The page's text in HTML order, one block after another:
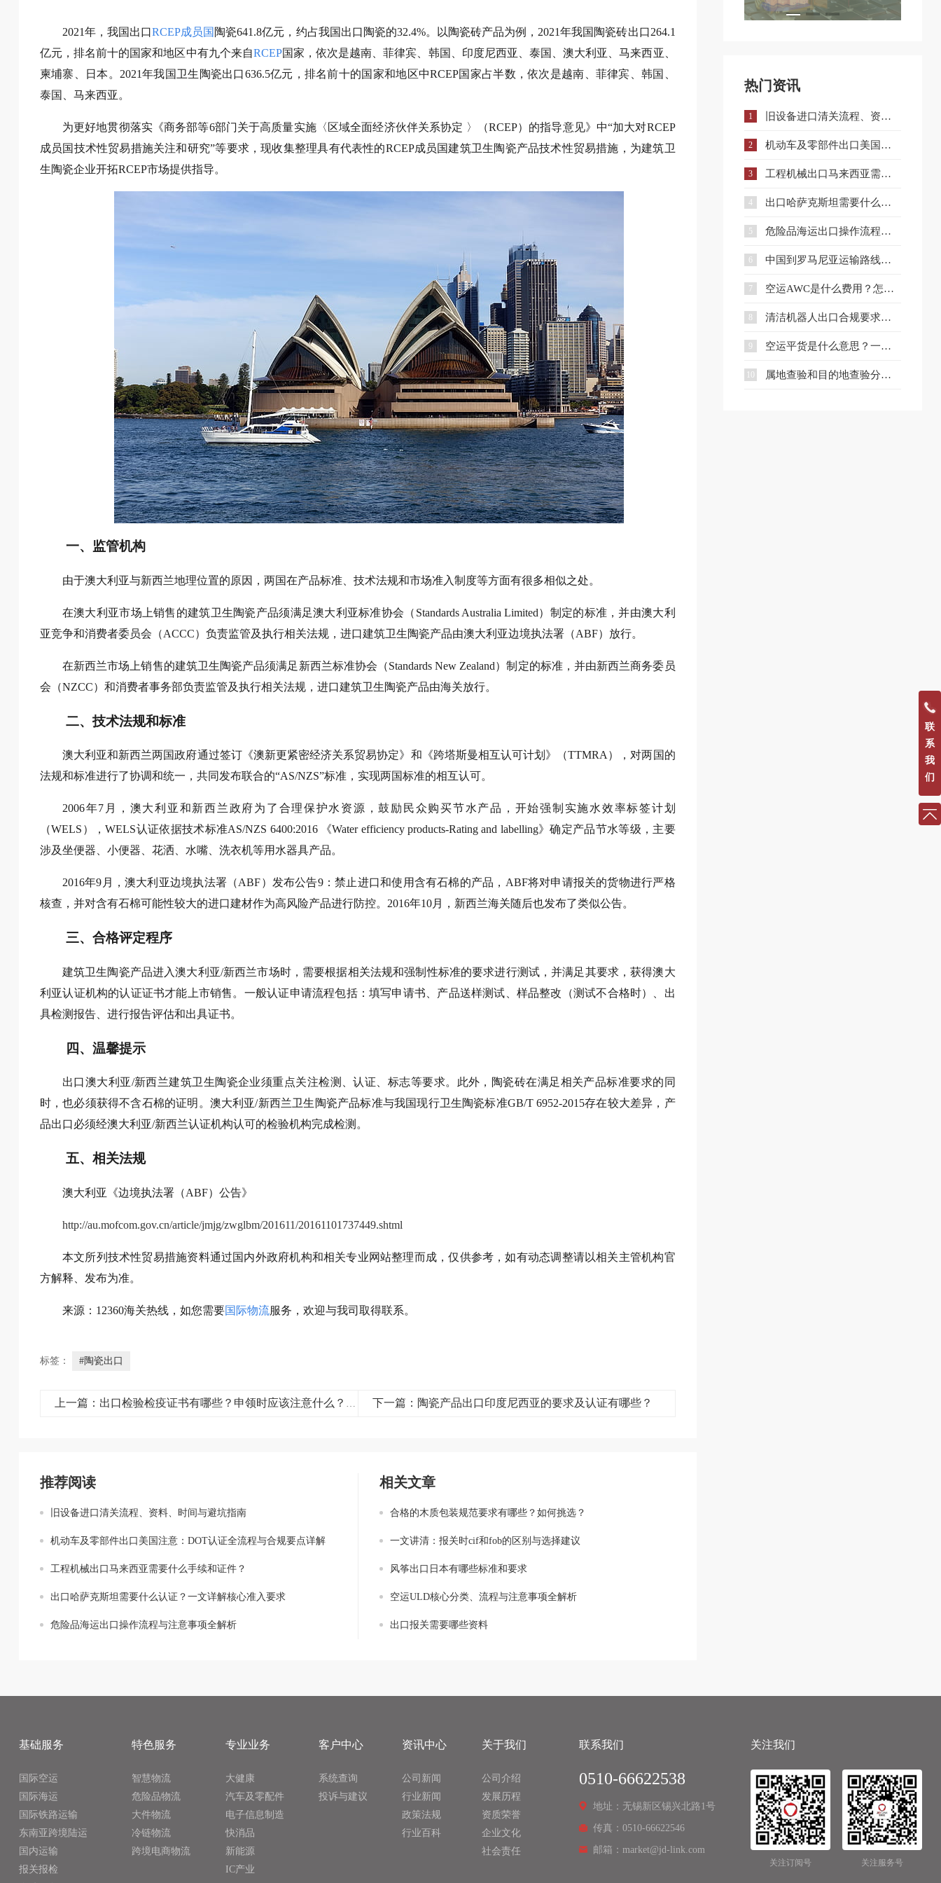
2021年，我国出口RCEP成员国 陶瓷641.8亿元，约占我国出口陶瓷的32.4%。以陶瓷砖产品为例，2021年我国陶瓷砖出口264.1
亿元，排名前十的国家和地区中有九个来自RCEP国家，依次是越南、菲律宾、韩国、印度尼西亚、泰国、澳大利亚、马来西亚、
柬埔寨、日本。2021年我国卫生陶瓷出口636.5亿元，排名前十的国家和地区中RCEP国家占半数，依次是越南、菲律宾、韩国、
泰国、马来西亚。
为更好地贯彻落实《商务部等6部门关于高质量实施〈区域全面经济伙伴关系协定 〉（RCEP）的指导意见》中“加大对RCEP
成员国技术性贸易措施关注和研究”等要求，现收集整理具有代表性的RCEP成员国建筑卫生陶瓷产品技术性贸易措施，为建筑卫
生陶瓷企业开拓RCEP市场提供指导。
一、监管机构
由于澳大利亚与新西兰地理位置的原因，两国在产品标准、技术法规和市场准入制度等方面有很多相似之处。
在澳大利亚市场上销售的建筑卫生陶瓷产品须满足澳大利亚标准协会（Standards Australia Limited）制定的标准，并由澳大利
亚竞争和消费者委员会（ACCC）负责监管及执行相关法规，进口建筑卫生陶瓷产品由澳大利亚边境执法署（ABF）放行。
在新西兰市场上销售的建筑卫生陶瓷产品须满足新西兰标准协会（Standards New Zealand）制定的标准，并由新西兰商务委员
会（NZCC）和消费者事务部负责监管及执行相关法规，进口建筑卫生陶瓷产品由海关放行。
二、技术法规和标准
澳大利亚和新西兰两国政府通过签订《澳新更紧密经济关系贸易协定》和《跨塔斯曼相互认可计划》（TTMRA），对两国的
法规和标准进行了协调和统一，共同发布联合的“AS/NZS”标准，实现两国标准的相互认可。
2006年7月，澳大利亚和新西兰政府为了合理保护水资源，鼓励民众购买节水产品，开始强制实施水效率标签计划
（WELS），WELS认证依据技术标准AS/NZS 6400:2016 《Water efficiency products-Rating and labelling》确定产品节水等级，主要
涉及坐便器、小便器、花洒、水嘴、洗衣机等用水器具产品。
2016年9月，澳大利亚边境执法署（ABF）发布公告9：禁止进口和使用含有石棉的产品，ABF将对申请报关的货物进行严格
核查，并对含有石棉可能性较大的进口建材作为高风险产品进行防控。2016年10月，新西兰海关随后也发布了类似公告。
三、合格评定程序
建筑卫生陶瓷产品进入澳大利亚/新西兰市场时，需要根据相关法规和强制性标准的要求进行测试，并满足其要求，获得澳大
利亚认证机构的认证证书才能上市销售。一般认证申请流程包括：填写申请书、产品送样测试、样品整改（测试不合格时）、出
具检测报告、进行报告评估和出具证书。
四、温馨提示
出口澳大利亚/新西兰建筑卫生陶瓷企业须重点关注检测、认证、标志等要求。此外，陶瓷砖在满足相关产品标准要求的同
时，也必须获得不含石棉的证明。澳大利亚/新西兰卫生陶瓷产品标准与我国现行卫生陶瓷标准GB/T 6952-2015存在较大差异，产
品出口必须经澳大利亚/新西兰认证机构认可的检验机构完成检测。
五、相关法规
澳大利亚《边境执法署（ABF）公告》
http://au.mofcom.gov.cn/article/jmjg/zwglbm/201611/20161101737449.shtml
本文所列技术性贸易措施资料通过国内外政府机构和相关专业网站整理而成，仅供参考，如有动态调整请以相关主管机构官
方解释、发布为准。
来源：12360海关热线，如您需要国际物流服务，欢迎与我司取得联系。
标签： #陶瓷出口
下一篇：陶瓷产品出口印度尼西亚的要求及认证有哪些？
推荐阅读
旧设备进口清关流程、资料、时间与避坑指南
机动车及零部件出口美国注意：DOT认证全流程与合规要点详解
工程机械出口马来西亚需要什么手续和证件？
出口哈萨克斯坦需要什么认证？一文详解核心准入要求
危险品海运出口操作流程与注意事项全解析
相关文章
合格的木质包装规范要求有哪些？如何挑选？
一文讲清：报关时cif和fob的区别与选择建议
风筝出口日本有哪些标准和要求
空运ULD核心分类、流程与注意事项全解析
出口报关需要哪些资料
热门资讯
1 旧设备进口清关流程、资料、时间与避坑指南
2 机动车及零部件出口美国注意：DOT认证全流程与合规要点详解
3 工程机械出口马来西亚需要什么手续和证件？
4 出口哈萨克斯坦需要什么认证？一文详解核心准入要求
5 危险品海运出口操作流程与注意事项全解析
6 中国到罗马尼亚运输路线详解与企业选择策略
7 空运AWC是什么费用？怎么收？和AWA有什么区别？
8 清洁机器人出口合规要求、流程与注意事项全解析
9 空运平货是什么意思？一文讲清计费规则及与重货、泡货的区别
10 属地查验和目的地查验分别是什么？一文看懂两者区别
基础服务
国际空运
国际海运
国际铁路运输
东南亚跨境陆运
国内运输
报关报检
特色服务
智慧物流
危险品物流
大件物流
冷链物流
跨境电商物流
专业业务
大健康
汽车及零配件
电子信息制造
快消品
新能源
IC产业
客户中心
系统查询
投诉与建议
资讯中心
公司新闻
行业新闻
政策法规
行业百科
关于我们
公司介绍
发展历程
资质荣誉
企业文化
社会责任
联系我们
0510-66622538
地址：无锡新区锡兴北路1号
传真：0510-66622546
邮箱：market@jd-link.com
关注我们
关注订阅号 关注服务号
联
系
我
们